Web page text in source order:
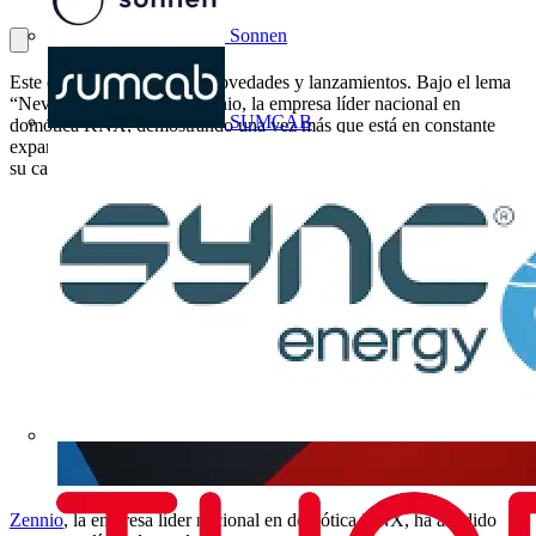
Sonnen
SUMCAB
Este octubre es un mes de novedades y lanzamientos. Bajo el lema
“Never stop growing!” Zennio, la empresa líder nacional en
domótica KNX, demostrando una vez más que está en constante
expansión y desarrollo, ha añadido una nueva línea de productos a
su catálogo.
Zennio, la empresa líder nacional en domótica KNX, ha añadido